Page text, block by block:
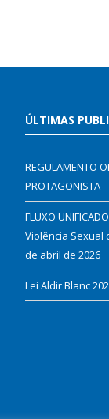
ÚLTIMAS
REGULAMENTO
PROTAGONISTA
FLUXO
Violência Sexual
de abril de 2026
Lei Aldir Blanc